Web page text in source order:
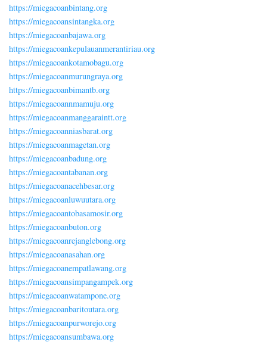
https://miegacoanbintang.org
https://miegacoansintangka.org
https://miegacoanbajawa.org
https://miegacoankepulauanmerantiriau.org
https://miegacoankotamobagu.org
https://miegacoanmurungraya.org
https://miegacoanbimantb.org
https://miegacoannmamuju.org
https://miegacoanmanggaraintt.org
https://miegacoanniasbarat.org
https://miegacoanmagetan.org
https://miegacoanbadung.org
https://miegacoantabanan.org
https://miegacoanacehbesar.org
https://miegacoanluwuutara.org
https://miegacoantobasamosir.org
https://miegacoanbuton.org
https://miegacoanrejanglebong.org
https://miegacoanasahan.org
https://miegacoanempatlawang.org
https://miegacoansimpangampek.org
https://miegacoanwatampone.org
https://miegacoanbaritoutara.org
https://miegacoanpurworejo.org
https://miegacoansumbawa.org